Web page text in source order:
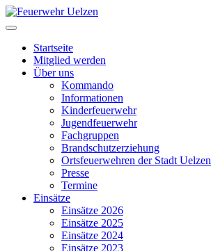
Startseite
Mitglied werden
Über uns
Kommando
Informationen
Kinderfeuerwehr
Jugendfeuerwehr
Fachgruppen
Brandschutzerziehung
Ortsfeuerwehren der Stadt Uelzen
Presse
Termine
Einsätze
Einsätze 2026
Einsätze 2025
Einsätze 2024
Einsätze 2023